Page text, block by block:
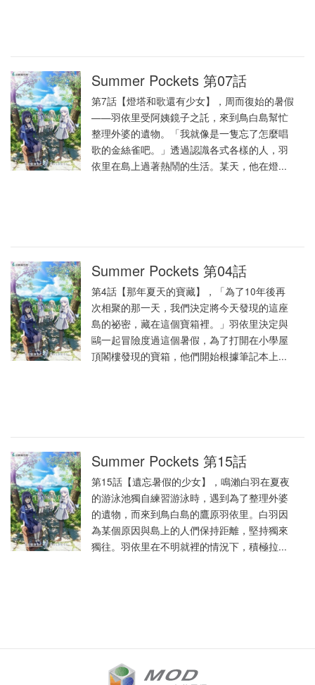
Summer Pockets 第07話
第7話【燈塔和歌還有少女】，周而復始的暑假
——羽依里受阿姨鏡子之託，來到鳥白島幫忙
整理外婆的遺物。「我就像是一隻忘了怎麼唱
歌的金絲雀吧。」透過認識各式各樣的人，羽
依里在島上過著熱鬧的生活。某天，他在燈...
Summer Pockets 第04話
第4話【那年夏天的寶藏】，「為了10年後再
次相聚的那一天，我們決定將今天發現的這座
島的祕密，藏在這個寶箱裡。」羽依里決定與
鷗一起冒險度過這個暑假，為了打開在小學屋
頂閣樓發現的寶箱，他們開始根據筆記本上...
Summer Pockets 第15話
第15話【遺忘暑假的少女】，鳴瀨白羽在夏夜
的游泳池獨自練習游泳時，遇到為了整理外婆
的遺物，而來到鳥白島的鷹原羽依里。白羽因
為某個原因與島上的人們保持距離，堅持獨來
獨往。羽依里在不明就裡的情況下，積極拉...